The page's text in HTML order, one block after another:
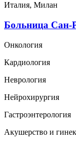
Италия, Милан
Больница Сан-
Онкология
Кардиология
Неврология
Нейрохирургия
Гастроэнтерология
Акушерство и